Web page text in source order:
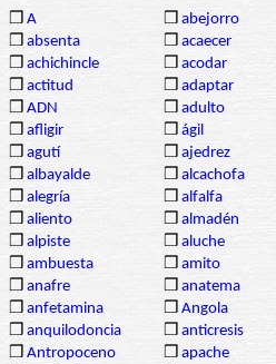
❒ A ❒ abejorro
❒ absenta ❒ acaecer
❒ achichincle ❒ acodar
❒ actitud ❒ adaptar
❒ ADN ❒ adulto
❒ afligir ❒ ágil
❒ agutí ❒ ajedrez
❒ albayalde ❒ alcachofa
❒ alegría ❒ alfalfa
❒ aliento ❒ almadén
❒ alpiste ❒ aluche
❒ ambuesta ❒ amito
❒ anafre ❒ anatema
❒ anfetamina ❒ Angola
❒ anquilodoncia ❒ anticresis
❒ Antropoceno ❒ apache